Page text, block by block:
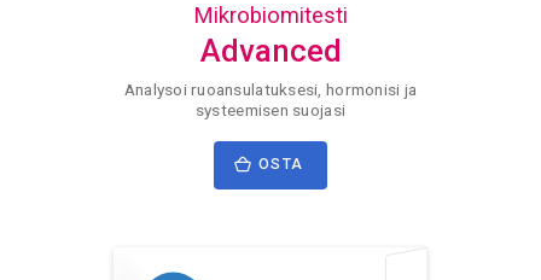
Mikrobiomitesti
Advanced
Analysoi ruoansulatuksesi, hormonisi ja
systeemisen suojasi
OSTA